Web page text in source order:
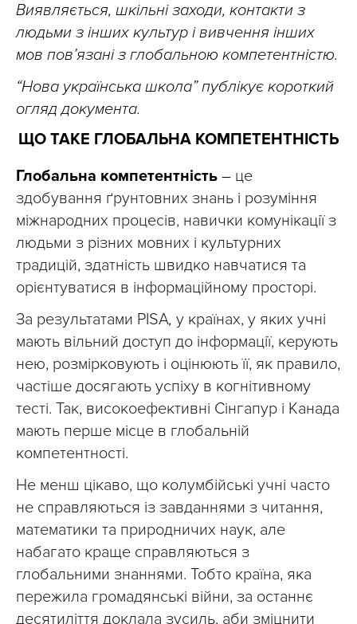
Виявляється, шкільні заходи, контакти з
людьми з інших культур і вивчення інших
мов пов’язані з глобальною компетентністю.
“Нова українська школа” публікує короткий
огляд документа.
ЩО ТАКЕ ГЛОБАЛЬНА КОМПЕТЕНТНІСТЬ
Глобальна компетентність – це
здобування ґрунтовних знань і розуміння
міжнародних процесів, навички комунікації з
людьми з різних мовних і культурних
традицій, здатність швидко навчатися та
орієнтуватися в інформаційному просторі.
За результатами PISA, у країнах, у яких учні
мають вільний доступ до інформації, керують
нею, розмірковують і оцінюють її, як правило,
частіше досягають успіху в когнітивному
тесті. Так, високоефективні Сінгапур і Канада
мають перше місце в глобальній
компетентності.
Не менш цікаво, що колумбійські учні часто
не справляються із завданнями з читання,
математики та природничих наук, але
набагато краще справляються з
глобальними знаннями. Тобто країна, яка
пережила громадянські війни, за останнє
десятиліття доклала зусиль, аби зміцнити